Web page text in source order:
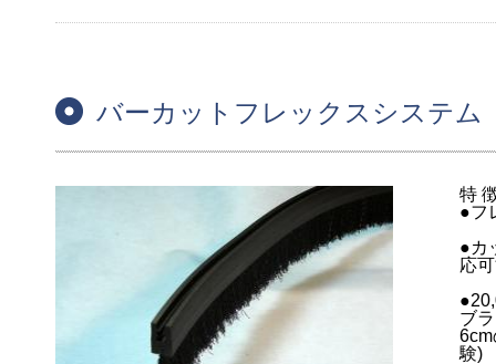
バーカットフレックスシステ
特
●フ
●カ
応
ブ
験)